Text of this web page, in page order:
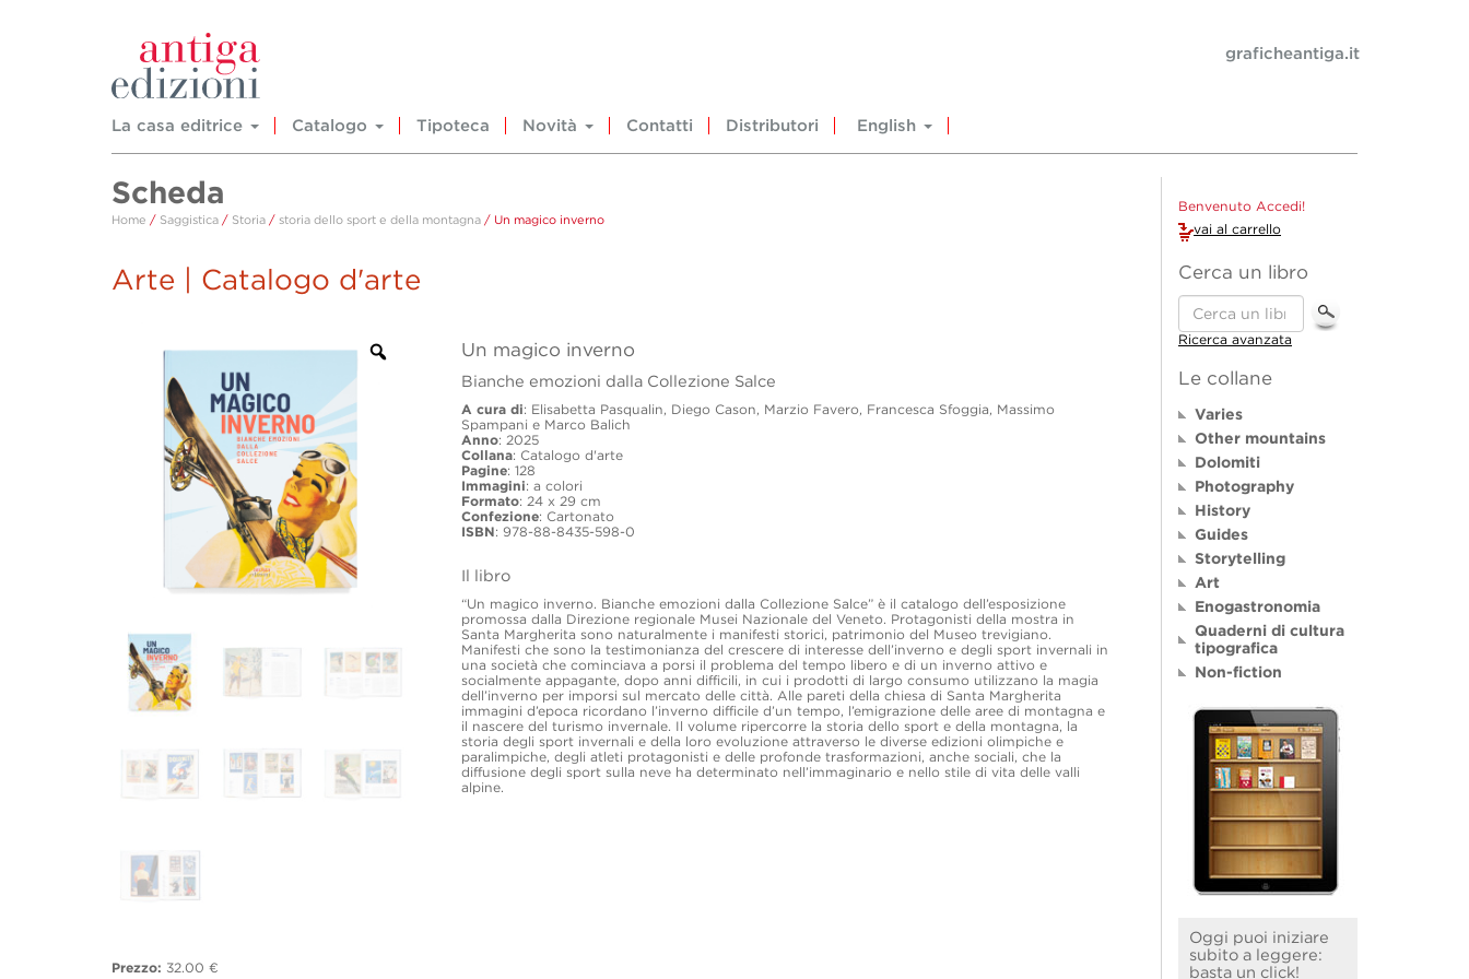
La casa editrice Catalogo Tipoteca Novità Contatti Distributori English
graficheantiga.it
Scheda
Home / Saggistica / Storia / storia dello sport e della montagna / Un magico inverno
Arte | Catalogo d'arte
Un magico inverno
Bianche emozioni dalla Collezione Salce
A cura di: Elisabetta Pasqualin, Diego Cason, Marzio Favero, Francesca Sfoggia, Massimo
Spampani e Marco Balich
Anno: 2025
Collana: Catalogo d'arte
Pagine: 128
Immagini: a colori
Formato: 24 x 29 cm
Confezione: Cartonato
ISBN: 978-88-8435-598-0
Il libro
“Un magico inverno. Bianche emozioni dalla Collezione Salce” è il catalogo dell’esposizione
promossa dalla Direzione regionale Musei Nazionale del Veneto. Protagonisti della mostra in
Santa Margherita sono naturalmente i manifesti storici, patrimonio del Museo trevigiano.
Manifesti che sono la testimonianza del crescere di interesse dell’inverno e degli sport invernali in
una società che cominciava a porsi il problema del tempo libero e di un inverno attivo e
socialmente appagante, dopo anni difficili, in cui i prodotti di largo consumo utilizzano la magia
dell’inverno per imporsi sul mercato delle città. Alle pareti della chiesa di Santa Margherita
immagini d’epoca ricordano l’inverno difficile d’un tempo, l’emigrazione delle aree di montagna e
il nascere del turismo invernale. Il volume ripercorre la storia dello sport e della montagna, la
storia degli sport invernali e della loro evoluzione attraverso le diverse edizioni olimpiche e
paralimpiche, degli atleti protagonisti e delle profonde trasformazioni, anche sociali, che la
diffusione degli sport sulla neve ha determinato nell’immaginario e nello stile di vita delle valli
alpine.
Prezzo: 32.00 €
Benvenuto Accedi!
vai al carrello
Cerca un libro
Ricerca avanzata
Le collane
Varies
Other mountains
Dolomiti
Photography
History
Guides
Storytelling
Art
Enogastronomia
Quaderni di cultura
tipografica
Non-fiction
Oggi puoi iniziare
subito a leggere:
basta un click!